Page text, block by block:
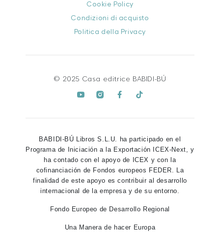
Cookie Policy
Condizioni di acquisto
Politica della Privacy
© 2025 Casa editrice BABIDI-BÚ
BABIDI-BÚ Libros S.L.U. ha participado en el
Programa de Iniciación a la Exportación ICEX-Next, y
ha contado con el apoyo de ICEX y con la
cofinanciación de Fondos europeos FEDER. La
finalidad de este apoyo es contribuir al desarrollo
internacional de la empresa y de su entorno.
Fondo Europeo de Desarrollo Regional
Una Manera de hacer Europa